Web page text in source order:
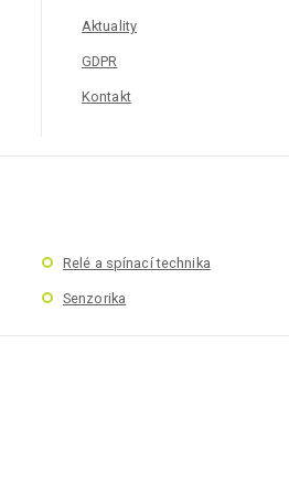
Aktuality
GDPR
Kontakt
Relé a spínací technika
Senzorika